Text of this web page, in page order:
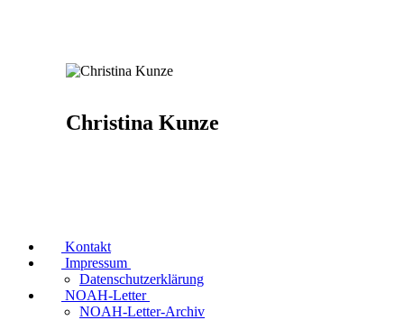
Christina Kunze
Kontakt
Impressum
Datenschutzerklärung
NOAH-Letter
NOAH-Letter-Archiv